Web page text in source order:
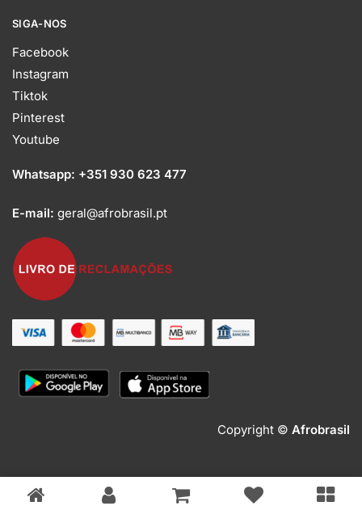
SIGA-NOS
Facebook
Instagram
Tiktok
Pinterest
Youtube
Whatsapp: +351 930 623 477
E-mail: geral@afrobrasil.pt
Copyright © Afrobrasil